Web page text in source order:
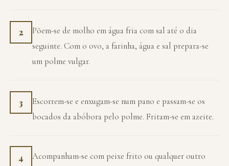
2
Põem-se de molho em água fria com sal até o dia
seguinte. Com o ovo, a farinha, água e sal prepara-se
um polme vulgar.
3
Escorrem-se e enxugam-se num pano e passam-se os
bocados da abóbora pelo polme. Fritam-se em azeite.
4
Acompanham-se com peixe frito ou qualquer outro